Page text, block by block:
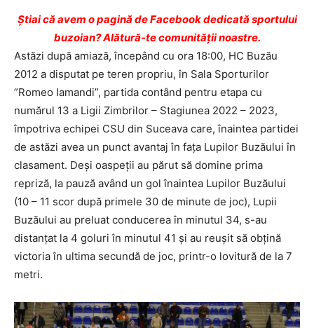
Ştiai că avem o pagină de Facebook dedicată sportului
buzoian? Alătură-te comunității noastre.
Astăzi după amiază, începând cu ora 18:00, HC Buzău
2012 a disputat pe teren propriu, în Sala Sporturilor
”Romeo Iamandi”, partida contând pentru etapa cu
numărul 13 a Ligii Zimbrilor – Stagiunea 2022 – 2023,
împotriva echipei CSU din Suceava care, înaintea partidei
de astăzi avea un punct avantaj în fața Lupilor Buzăului în
clasament. Deși oaspeții au părut să domine prima
repriză, la pauză având un gol înaintea Lupilor Buzăului
(10 – 11 scor după primele 30 de minute de joc), Lupii
Buzăului au preluat conducerea în minutul 34, s-au
distanțat la 4 goluri în minutul 41 și au reușit să obțină
victoria în ultima secundă de joc, printr-o lovitură de la 7
metri.